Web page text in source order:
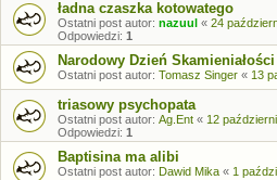
ładna czaszka kotowatego
Ostatni post autor: nazuul « 24
Odpowiedzi: 1
Narodowy Dzień Skamieniałości
Ostatni post autor: Tomasz Singer « 13
triasowy psychopata
Ostatni post autor: Ag.Ent « 12
Odpowiedzi: 1
Baptisina ma alibi
Ostatni post autor: Dawid Mika « 1